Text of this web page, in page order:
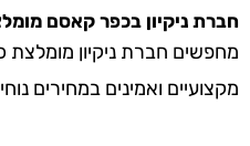
חברת ניקיון בכפר קאסם
מחפשים חברת ניקיון מומלצת
מקצועיים ואמינים במחירים